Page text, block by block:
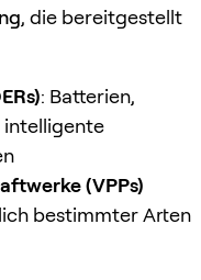
, die bereitgestellt
: Batterien,
intelligente
(VPPs)
bestimmter Arten